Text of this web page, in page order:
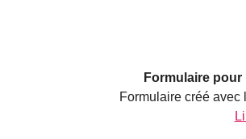
Formulaire
Formulaire créé avec